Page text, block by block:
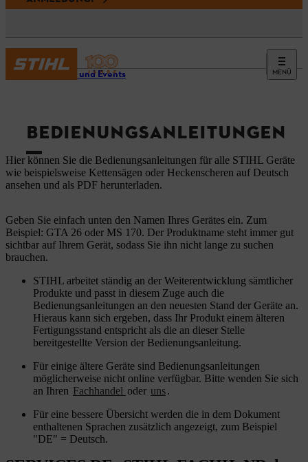
MENÜ
Service und Events
BEDIENUNGSANLEITUNGEN
Hier können Sie die Bedienungsanleitungen für alle STIHL Geräte
wie beispielsweise Kettensägen oder Heckenscheren auf Deutsch
ansehen und als PDF herunterladen.
Geben Sie einfach unten den Namen Ihres Gerätes ein. Zum
Beispiel: GTA 26 oder MS 170. Der Produktname steht immer gut
sichtbar auf Ihrem Gerät, sodass Sie ihn nicht lange zu suchen
brauchen.
STIHL arbeitet ständig an der Weiterentwicklung sämtlicher
Produkte und passt in diesem Zuge auch die
Bedienungsanleitungen an den neuesten Stand der Geräte an.
Hieraus kann sich ergeben, dass Ihr Produkt einem älteren
Fertigungsstand entspricht als die an dieser Stelle
bereitgestellte Version der Bedienungsanleitung.
Für einige ältere Geräte sind Bedienungsanleitungen
möglicherweise nicht online verfügbar. Bitte wenden Sie sich
an Ihren Fachhandel oder uns.
Für eine bessere Übersicht werden die in dem Dokument
enthaltenen Sprachen zusätzlich angezeigt, zum Beispiel
"DE" = Deutsch.